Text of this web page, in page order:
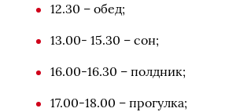
12.30 – обед;
13.00- 15.30 – сон;
16.00-16.30 – полдник;
17.00-18.00 – прогулка;